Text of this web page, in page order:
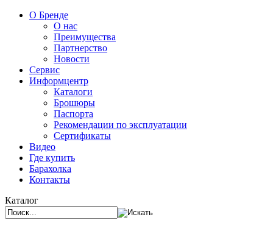
О Бренде
О нас
Преимущества
Партнерство
Новости
Сервис
Информцентр
Каталоги
Брошюры
Паспорта
Рекомендации по эксплуатации
Сертификаты
Видео
Где купить
Барахолка
Контакты
Каталог